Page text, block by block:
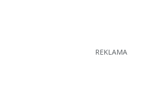
REKLAMA